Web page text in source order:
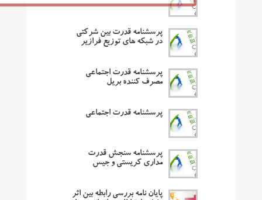
پرسشنامه قدرت بین شرکتی
در شبکه های توزیع فرازیر
پرسشنامه قدرت اجتماعی
مصرف کننده بریل
پرسشنامه قدرت اجتماعی
پرسشنامه سنجش قدرت
مداری کریستی و جیس
پایان نامه بررسی رابطه بین اثر